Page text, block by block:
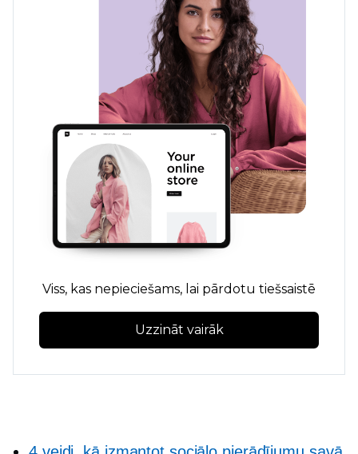
Viss, kas nepieciešams, lai pārdotu tiešsaistē
Uzzināt vairāk